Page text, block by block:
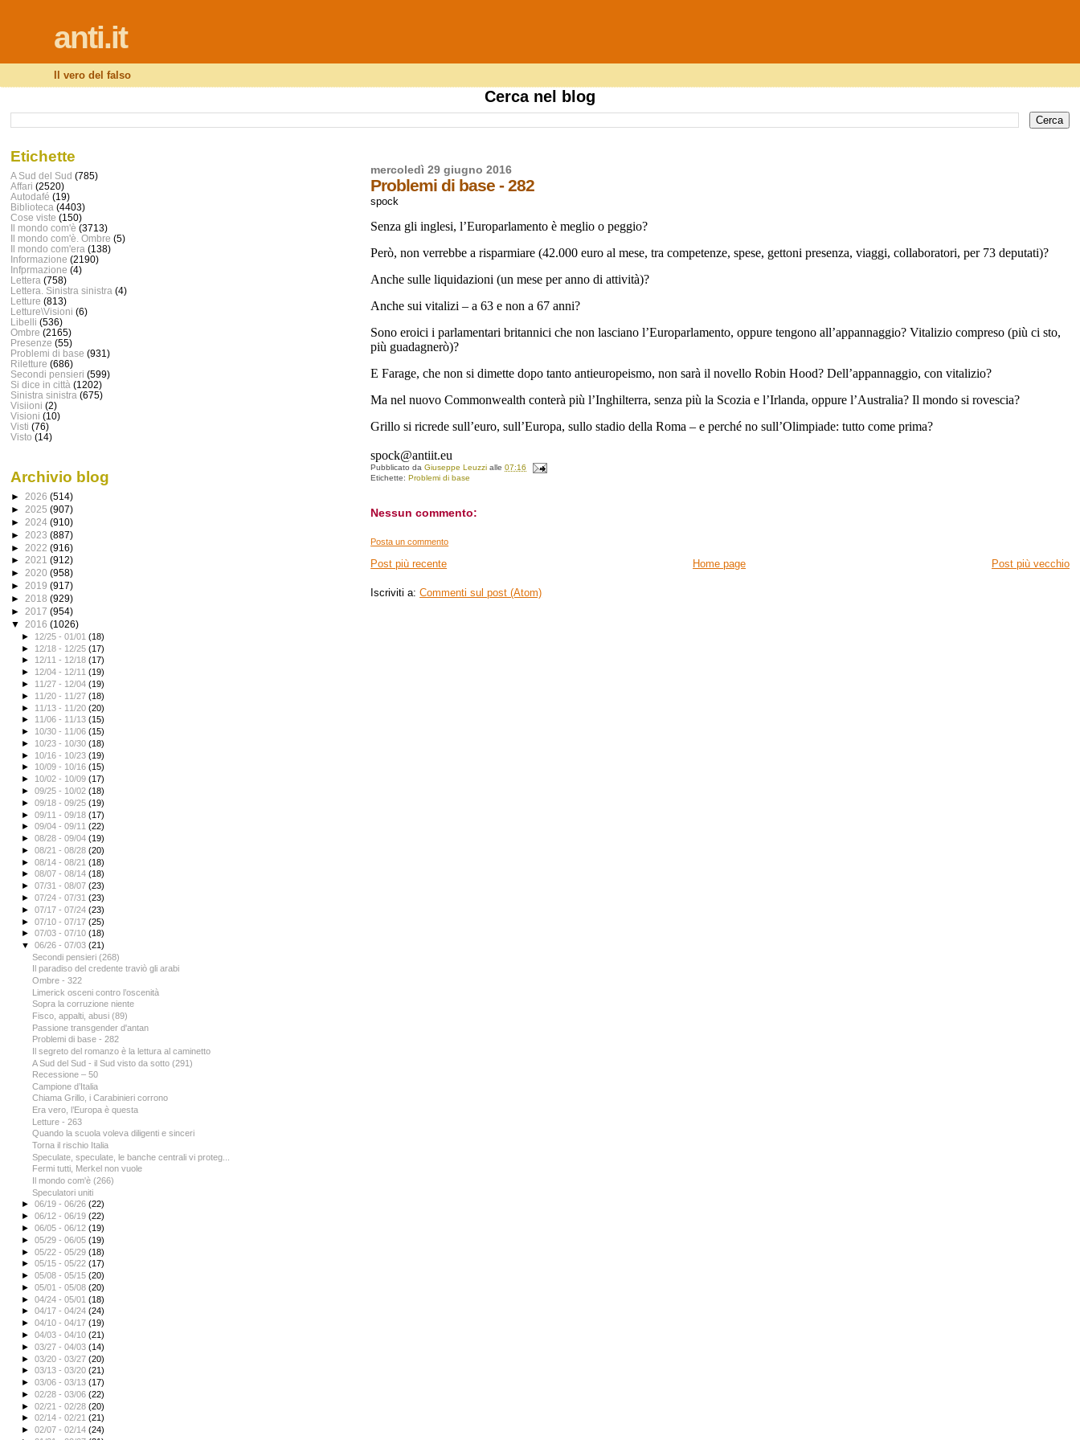
anti.it
Il vero del falso
Cerca nel blog
mercoledì 29 giugno 2016
Problemi di base - 282
spock
Senza gli inglesi, l’Europarlamento è meglio o peggio?
Però, non verrebbe a risparmiare (42.000 euro al mese, tra competenze, spese, gettoni presenza, viaggi, collaboratori, per 73 deputati)?
Anche sulle liquidazioni (un mese per anno di attività)?
Anche sui vitalizi – a 63 e non a 67 anni?
Sono eroici i parlamentari britannici che non lasciano l’Europarlamento, oppure tengono all’appannaggio? Vitalizio compreso (più ci sto,
più guadagnerò)?
E Farage, che non si dimette dopo tanto antieuropeismo, non sarà il novello Robin Hood? Dell’appannaggio, con vitalizio?
Ma nel nuovo Commonwealth conterà più l’Inghilterra, senza più la Scozia e l’Irlanda, oppure l’Australia? Il mondo si rovescia?
Grillo si ricrede sull’euro, sull’Europa, sullo stadio della Roma – e perché no sull’Olimpiade: tutto come prima?
spock@antiit.eu
Pubblicato daGiuseppe Leuzzi alle07:16
Etichette:Problemi di base
Nessun commento:
Posta un commento
Post più recente Post più vecchio
Home page
Iscriviti a:Commenti sul post (Atom)
Etichette
A Sud del Sud (785)
Affari (2520)
Autodafé (19)
Biblioteca (4403)
Cose viste (150)
Il mondo com'è (3713)
Il mondo com'è. Ombre (5)
Il mondo com'era (138)
Informazione (2190)
Infprmazione (4)
Lettera (758)
Lettera. Sinistra sinistra (4)
Letture (813)
Letture\Visioni (6)
Libelli (536)
Ombre (2165)
Presenze (55)
Problemi di base (931)
Riletture (686)
Secondi pensieri (599)
Si dice in città (1202)
Sinistra sinistra (675)
Visiioni (2)
Visioni (10)
Visti (76)
Visto (14)
Archivio blog
► 2026 (514)
► 2025 (907)
► 2024 (910)
► 2023 (887)
► 2022 (916)
► 2021 (912)
► 2020 (958)
► 2019 (917)
► 2018 (929)
► 2017 (954)
▼ 2016 (1026)
► 12/25 - 01/01(18)
► 12/18 - 12/25(17)
► 12/11 - 12/18(17)
► 12/04 - 12/11(19)
► 11/27 - 12/04(19)
► 11/20 - 11/27(18)
► 11/13 - 11/20(20)
► 11/06 - 11/13(15)
► 10/30 - 11/06(15)
► 10/23 - 10/30(18)
► 10/16 - 10/23(19)
► 10/09 - 10/16(15)
► 10/02 - 10/09(17)
►09/25 - 10/02(18)
►09/18 - 09/25(19)
►09/11 - 09/18(17)
►09/04 - 09/11(22)
►08/28 - 09/04(19)
►08/21 - 08/28(20)
►08/14 - 08/21(18)
►08/07 - 08/14(18)
►07/31 - 08/07(23)
►07/24 - 07/31(23)
►07/17 - 07/24(23)
►07/10 - 07/17(25)
►07/03 - 07/10(18)
▼06/26 - 07/03(21)
Secondi pensieri (268)
Il paradiso del credente traviò gli arabi
Ombre - 322
Limerick osceni contro l’oscenità
Sopra la corruzione niente
Fisco, appalti, abusi (89)
Passione transgender d'antan
Problemi di base - 282
Il segreto del romanzo è la lettura al caminetto
A Sud del Sud - il Sud visto da sotto (291)
Recessione – 50
Campione d’Italia
Chiama Grillo, i Carabinieri corrono
Era vero, l’Europa è questa
Letture - 263
Quando la scuola voleva diligenti e sinceri
Torna il rischio Italia
Speculate, speculate, le banche centrali vi proteg...
Fermi tutti, Merkel non vuole
Il mondo com'è (266)
Speculatori uniti
►06/19 - 06/26(22)
►06/12 - 06/19(22)
►06/05 - 06/12(19)
►05/29 - 06/05(19)
►05/22 - 05/29(18)
►05/15 - 05/22(17)
►05/08 - 05/15(20)
►05/01 - 05/08(20)
►04/24 - 05/01(18)
►04/17 - 04/24(24)
►04/10 - 04/17(19)
►04/03 - 04/10(21)
►03/27 - 04/03(14)
►03/20 - 03/27(20)
►03/13 - 03/20(21)
►03/06 - 03/13(17)
►02/28 - 03/06(22)
►02/21 - 02/28(20)
►02/14 - 02/21(21)
►02/07 - 02/14(24)